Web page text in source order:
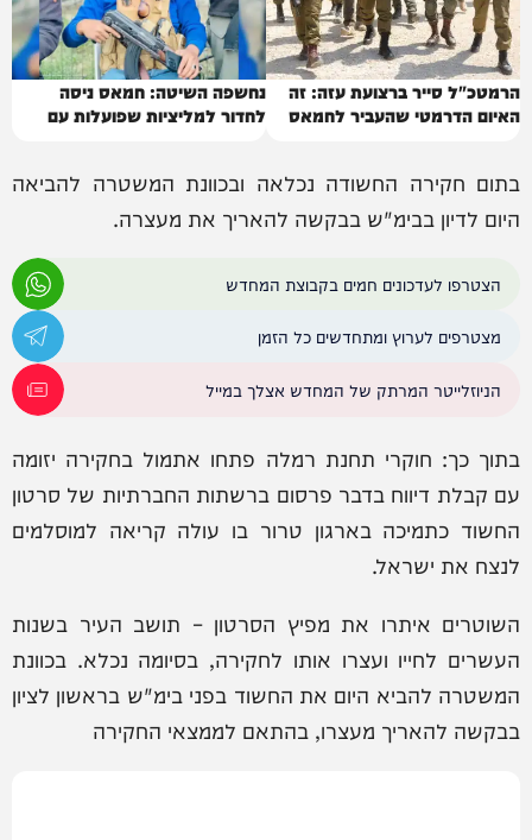
הרמטכ"ל סייר ברצועת עזה: זה
האיום הדרמטי שהעביר לחמאס
נחשפה השיטה: חמאס ניסה
לחדור למליציות שפועלות עם
בתום חקירה החשודה נכלאה ובכוונת המשטרה להביאה
היום לדיון בבימ"ש בבקשה להאריך את מעצרה.
הצטרפו לעדכונים חמים בקבוצת המחדש
מצטרפים לערוץ ומתחדשים כל הזמן
הניוזלייטר המרתק של המחדש אצלך במייל
בתוך כך: חוקרי תחנת רמלה פתחו אתמול בחקירה יזומה
עם קבלת דיווח בדבר פרסום ברשתות החברתיות של סרטון
החשוד כתמיכה בארגון טרור בו עולה קריאה למוסלמים
לנצח את ישראל.
השוטרים איתרו את מפיץ הסרטון – תושב העיר בשנות
העשרים לחייו ועצרו אותו לחקירה, בסיומה נכלא. בכוונת
המשטרה להביא היום את החשוד בפני בימ"ש בראשון לציון
בבקשה להאריך מעצרו, בהתאם לממצאי החקירה